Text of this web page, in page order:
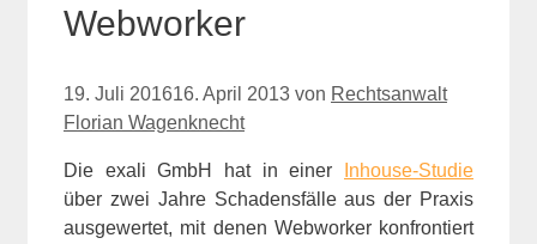
Webworker
19. Juli 201616. April 2013 von Rechtsanwalt
Florian Wagenknecht
Die exali GmbH hat in einer
Inhouse-Studie
über zwei Jahre Schadensfälle aus der Praxis
ausgewertet, mit denen Webworker konfrontiert